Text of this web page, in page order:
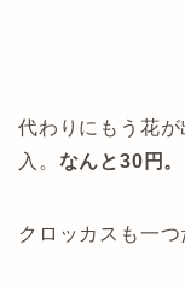
代わりにもう花
入。 なんと30円。
クロッカスも一つ